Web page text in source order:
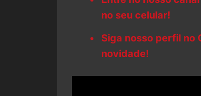
no seu celular!
Siga nosso perfil no
novidade!